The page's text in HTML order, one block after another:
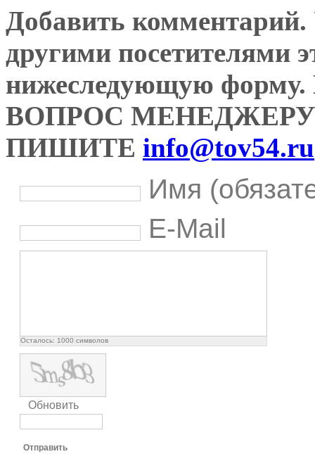
Добавить комментарий.
другими посетителями
нижеследующую
ВОПРОС
ПИШИТЕ info@tov54.ru
Имя
E-Mail
Осталось: 1000 символов
Обновить
Отправить